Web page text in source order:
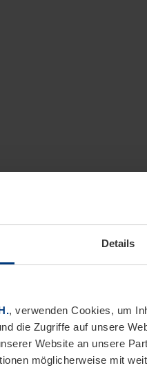
Details
, verwenden Cookies, um
die Zugriffe auf unsere
Website an unsere
möglicherweise mit